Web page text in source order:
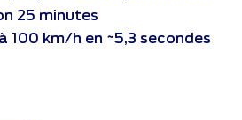
25 minutes
100 km/h en ~5,3 secondes